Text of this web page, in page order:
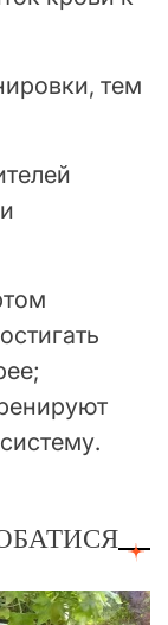
тем